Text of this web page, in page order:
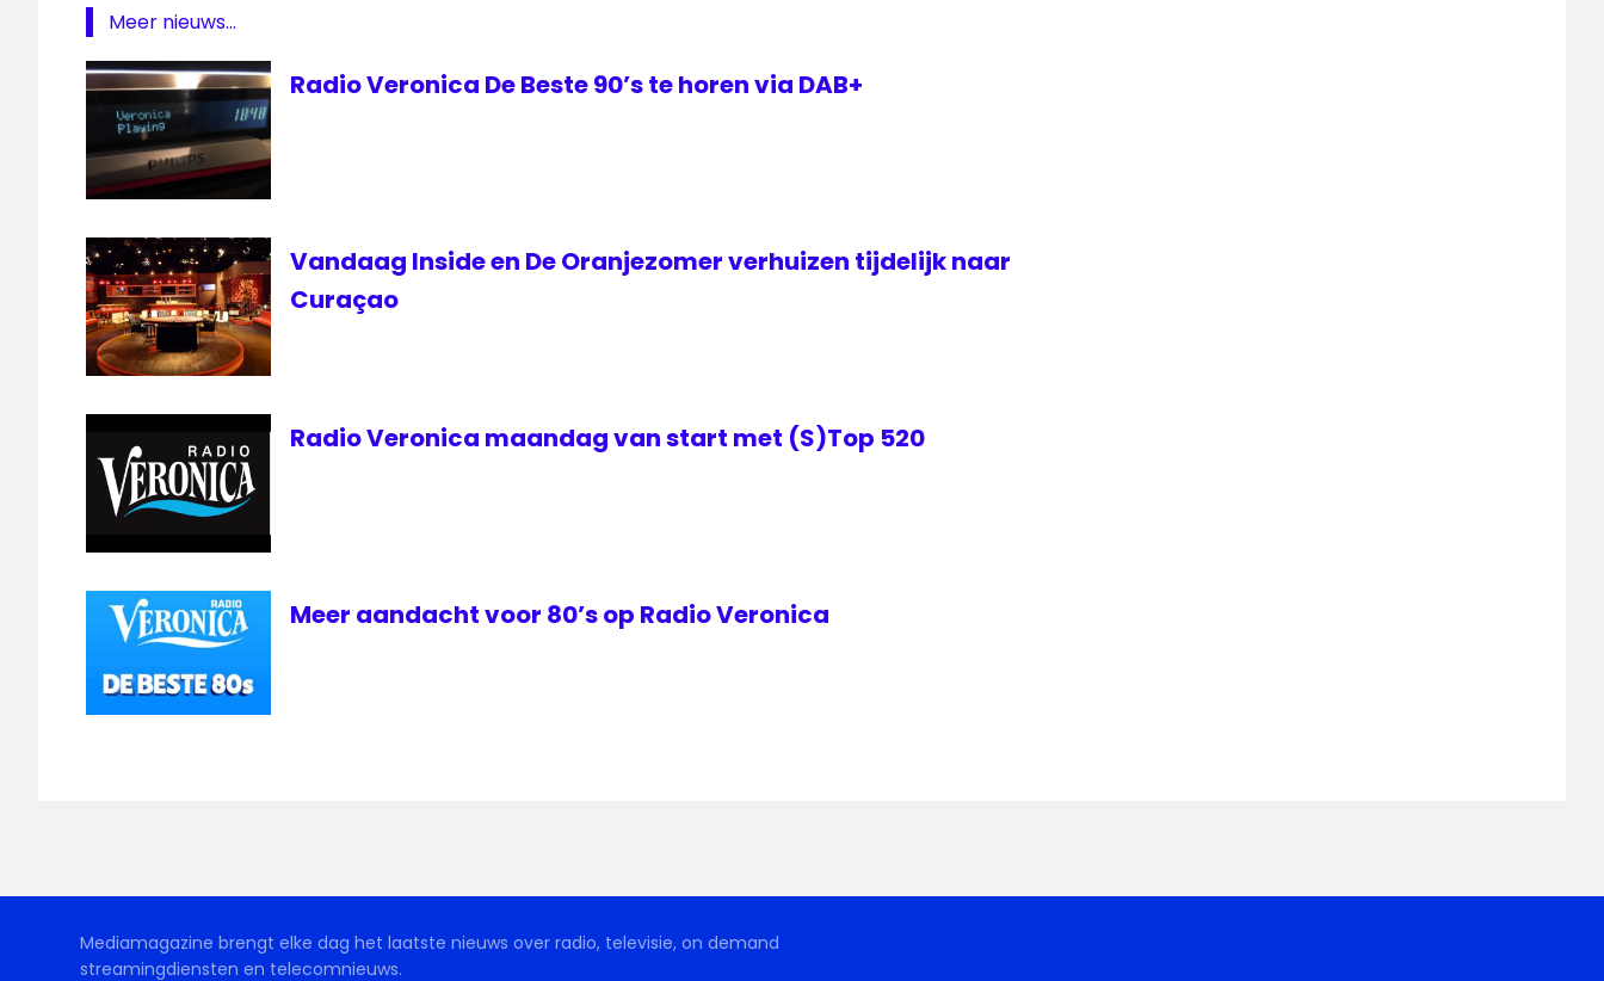
veronica
Talpa
Inside
Wilfred
Genee
Meer nieuws...
Radio Veronica De Beste 90’s te horen via DAB+
Vandaag Inside en De Oranjezomer verhuizen tijdelijk naar
Curaçao
Radio Veronica maandag van start met (S)Top 520
Meer aandacht voor 80’s op Radio Veronica
Mediamagazine brengt elke dag het laatste nieuws over radio, televisie, on demand
streamingdiensten en telecomnieuws.